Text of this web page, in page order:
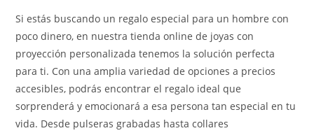
Si estás buscando un regalo especial para un hombre con
poco dinero, en nuestra tienda online de joyas con
proyección personalizada tenemos la solución perfecta
para ti. Con una amplia variedad de opciones a precios
accesibles, podrás encontrar el regalo ideal que
sorprenderá y emocionará a esa persona tan especial en tu
vida. Desde pulseras grabadas hasta collares